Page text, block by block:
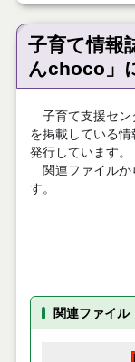
子育て情報
んchoco」
子育て支援セン
を掲載している情
発行しています。
関連ファイルか
す。
関連ファイル